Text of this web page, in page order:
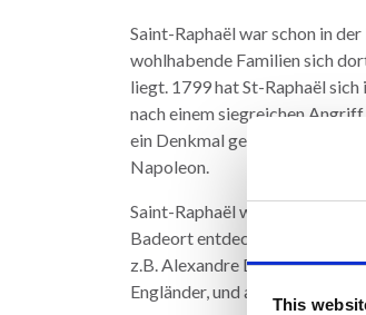
This
Saint-Raphaël war schon in
wohlhabende Familien sich
liegt. 1799 hat St-Raphaël
nach einem siegreichen
ein Denkmal geformt wie eine
Napoleon.
Saint-Raphaël wurde 1880 von
Badeort entdeckt. Er hat ganz
z.B. Alexandre Dumas,
Engländer, und als die